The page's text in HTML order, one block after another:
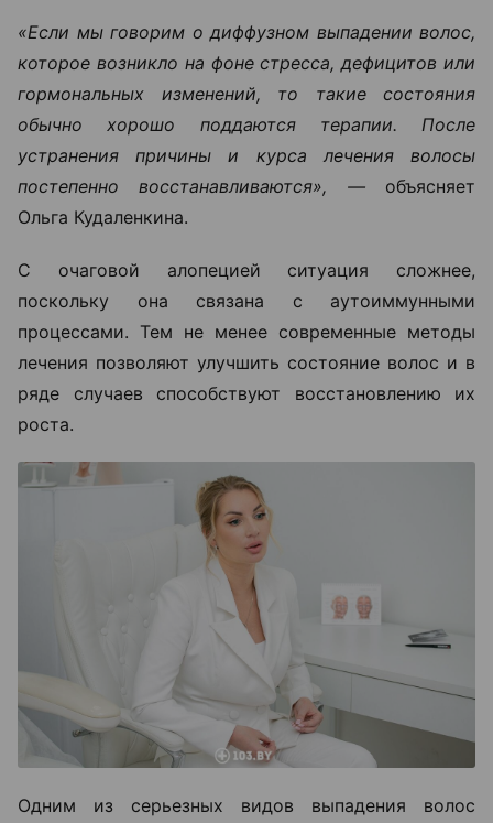
«Если мы говорим о диффузном выпадении волос,
которое возникло на фоне стресса, дефицитов или
гормональных изменений, то такие состояния
обычно хорошо поддаются терапии. После
устранения причины и курса лечения волосы
постепенно восстанавливаются», —объясняет
Ольга Кудаленкина.
С очаговой алопецией ситуация сложнее,
поскольку она связана с аутоиммунными
процессами. Тем не менее современные методы
лечения позволяют улучшить состояние волос и в
ряде случаев способствуют восстановлению их
роста.
Одним из серьезных видов выпадения волос